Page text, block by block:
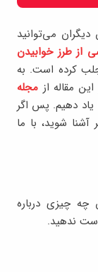
دیگران می‌توانید
طرز خوابیدن
کرده است. به
مقاله از مجله
دهیم. پس اگر
شوید، با ما
چه چیزی درباره
ندهید.